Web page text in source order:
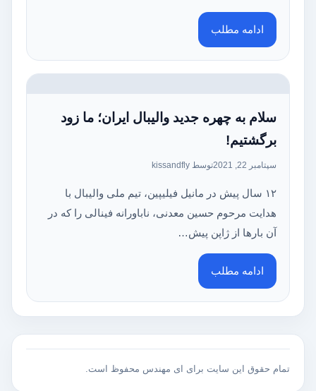
ادامه مطلب
سلام به چهره‌ جدید والیبال ایران؛ ما زود
برگشتیم!
سپتامبر 22, 2021 توسط kissandfly
۱۲ سال پیش در مانیل فیلیپین، تیم ملی والیبال با
هدایت مرحوم حسین معدنی، ناباورانه فینالی را که در
آن بار‌ها از ژاپن پیش…
ادامه مطلب
تمام حقوق این سایت برای ای مهندس محفوظ است.